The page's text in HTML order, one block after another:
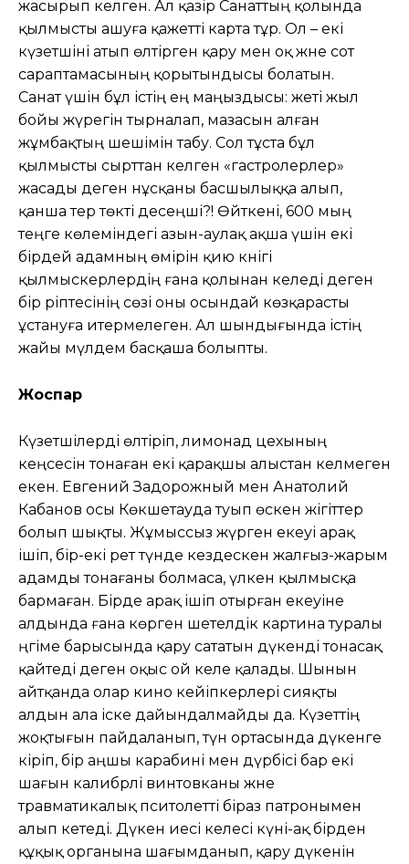
жасырып келген. Ал қазір Санаттың қолында
қылмысты ашуға қажетті карта тұр. Ол – екі
күзетшіні атып өлтірген қару мен оқ және сот
сараптамасының қорытындысы болатын.
Санат үшін бұл істің ең маңыздысы: жеті жыл
бойы жүрегін тырналап, мазасын алған
жұмбақтың шешімін табу. Сол тұста бұл
қылмысты сырттан келген «гастролерлер»
жасады деген нұсқаны басшылыққа алып,
қанша тер төкті десеңші?! Өйткені, 600 мың
теңге көлеміндегі азын-аулақ ақша үшін екі
бірдей адамның өмірін қию кәнігі
қылмыскерлердің ғана қолынан келеді деген
бір әріптесінің сөзі оны осындай көзқарасты
ұстануға итермелеген. Ал шындығында істің
жайы мүлдем басқаша болыпты.
Жоспар
Күзетшілерді өлтіріп, лимонад цехы­ның
кеңсесін тонаған екі қарақшы алыс­тан келмеген
екен. Евгений Задо­рожный мен Анатолий
Кабанов осы Көкшетауда туып өскен жігіттер
болып шықты. Жұмыссыз жүрген екеуі арақ
ішіп, бір-екі рет түнде кездескен жалғыз-жарым
адамды тонағаны бол­маса, үлкен қылмысқа
бармаған. Бірде арақ ішіп отырған екеуіне
алдында ғана көрген шетелдік картина туралы
әңгіме барысында қару сататын дүкенді тонасақ
қайтеді деген оқыс ой келе қалады. Шынын
айтқанда олар кино кейіпкерлері сияқты
алдын ала іске дайындалмайды да. Күзеттің
жоқтығын пайдаланып, түн ортасында дүкенге
кіріп, бір аңшы карабині мен дүрбісі бар екі
шағын калибрлі винтовканы және
травматикалық пситолетті біраз патронымен
алып кетеді. Дүкен иесі келесі күні-ақ бірден
құқық органына шағымданып, қару дүкенін